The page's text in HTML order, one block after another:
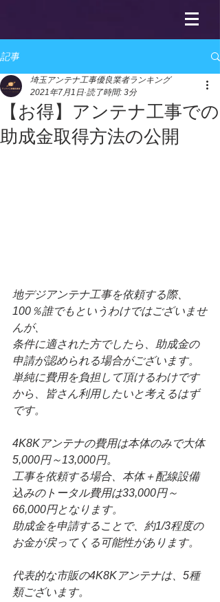
記事
【お得】アンテナ工事での
助成金取得方法の公開
埼玉アンテナ工事優良業者ランキング
2021年7月1日 読了時間: 3分
地デジアンテナ工事を依頼する際、
100％誰でもというわけではございませ
んが、
条件に適された方でしたら、助成金の
申請が認められる場合がございます。
単純に費用を負担して頂けるわけです
から、皆さん利用したいと考えるはず
です。
4K8Kアンテナの費用は本体のみで大体
5,000円～13,000円。
工事を依頼する場合、本体＋配線設備
込みのトータル費用は33,000円～
66,000円となります。
助成金を申請することで、約1/3程度の
お金が戻ってくる可能性があります。
代表的な市販の4K8Kアンテナは、5種
類ございます。